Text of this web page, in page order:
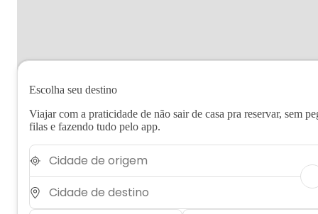
Escolha seu destino
Viajar com a praticidade de não sair de casa pra reservar, sem
filas e fazendo tudo pelo app.